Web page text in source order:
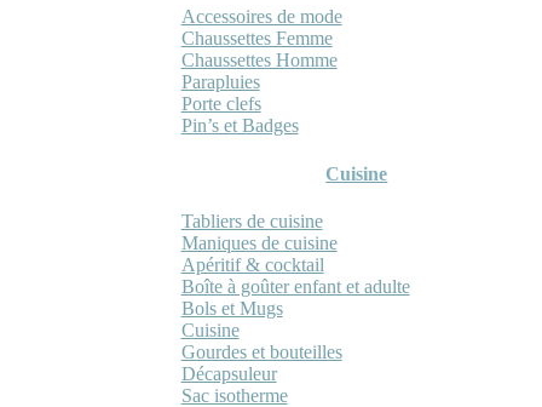
Accessoires de mode
Chaussettes Femme
Chaussettes Homme
Parapluies
Porte clefs
Pin’s et Badges
Cuisine
Tabliers de cuisine
Maniques de cuisine
Apéritif & cocktail
Boîte à goûter enfant et adulte
Bols et Mugs
Cuisine
Gourdes et bouteilles
Décapsuleur
Sac isotherme